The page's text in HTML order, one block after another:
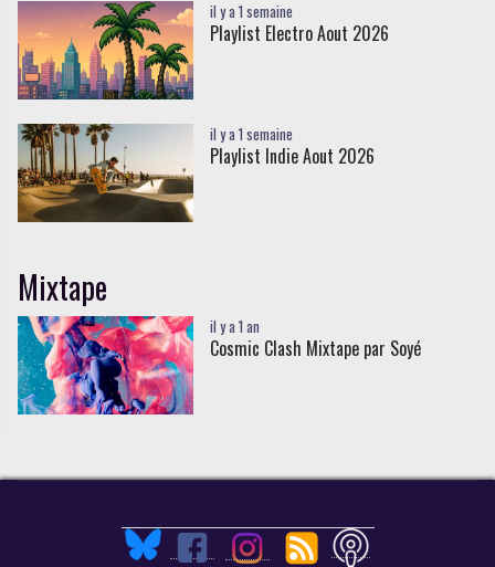
il y a 1 semaine
Playlist Electro Aout 2026
il y a 1 semaine
Playlist Indie Aout 2026
Mixtape
il y a 1 an
Cosmic Clash Mixtape par Soyé